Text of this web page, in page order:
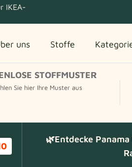
IKEA-
uns Stoffe
STOFFMUSTER
Sie hier Ihre Muster aus
🌿Entdecke